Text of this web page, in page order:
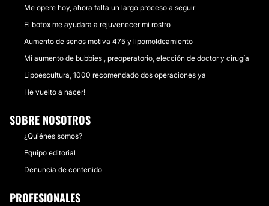
Me opere hoy, ahora falta un largo proceso a seguir
El botox me ayudara a rejuvenecer mi rostro
Aumento de senos motiva 475 y lipomoldeamiento
Mi aumento de bubbies , preoperatorio, elección de doctor y cirugía
Lipoescultura, 1000 recomendado dos operaciones ya
He vuelto a nacer!
SOBRE NOSOTROS
¿Quiénes somos?
Equipo editorial
Denuncia de contenido
PROFESIONALES